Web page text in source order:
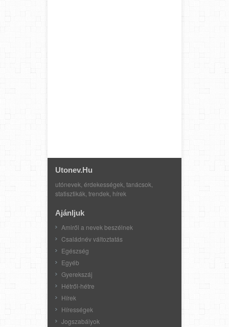
Utonev.hu
utónevek, érdekességek, tanácsok,
statisztikák, trendek, hírek
Ajánljuk
Amiről a nevek beszélnek
Családnév változtatás
Egészség
Egyéb
Gyerekszáj
Hétről-hétre
Hírek
Hírességek
Jogszabályok